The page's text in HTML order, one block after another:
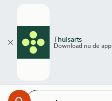
Thuisarts
Download nu de app
Sluiten
ben je naar op zoek?